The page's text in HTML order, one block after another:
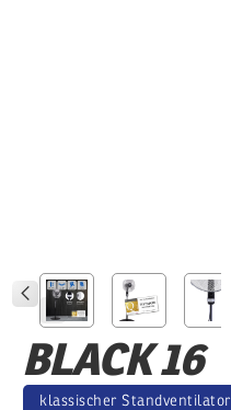
BLACK 16
klassischer Standventilator